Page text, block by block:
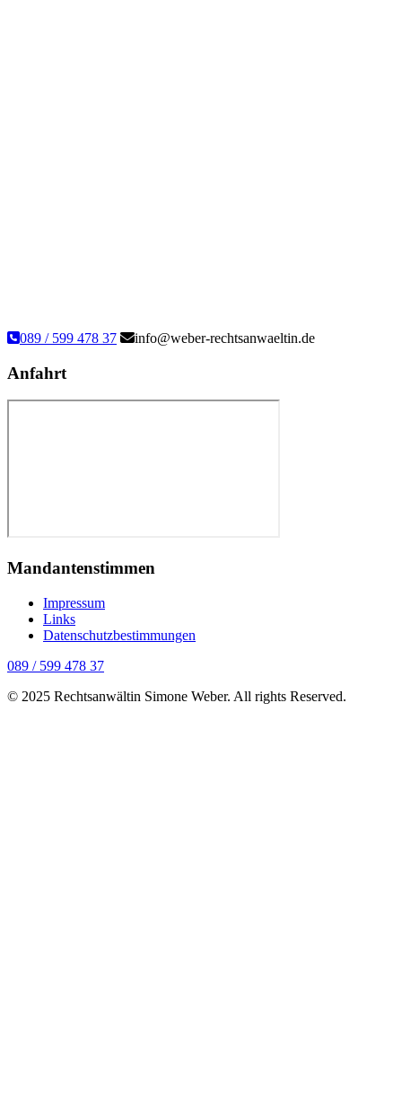
089 / 599 478 37 info@weber-rechtsanwaeltin.de
Anfahrt
Mandantenstimmen
Impressum
Links
Datenschutzbestimmungen
089 / 599 478 37
© 2025 Rechtsanwältin Simone Weber. All rights Reserved.